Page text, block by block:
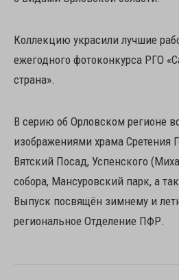
Коллекцию украсили лучшие
ежегодного фотоконкурса РГО
страна».
В серию об Орловском регионе
изображениями храма Сретения
Вятский Посад, Успенского
собора, Мансуровский парк, а
Выпуск посвящён зимнему и
региональное Отделение ПФР.